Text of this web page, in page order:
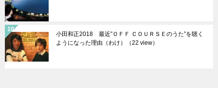
小田和正2018 最近”ＯＦＦ ＣＯＵＲＳＥのうた”を聴く
ようになった理由（わけ）（22 view）